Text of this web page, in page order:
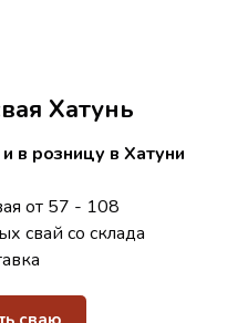
Хатунь
в розницу в Хатуни
от 57 - 108
свай со склада